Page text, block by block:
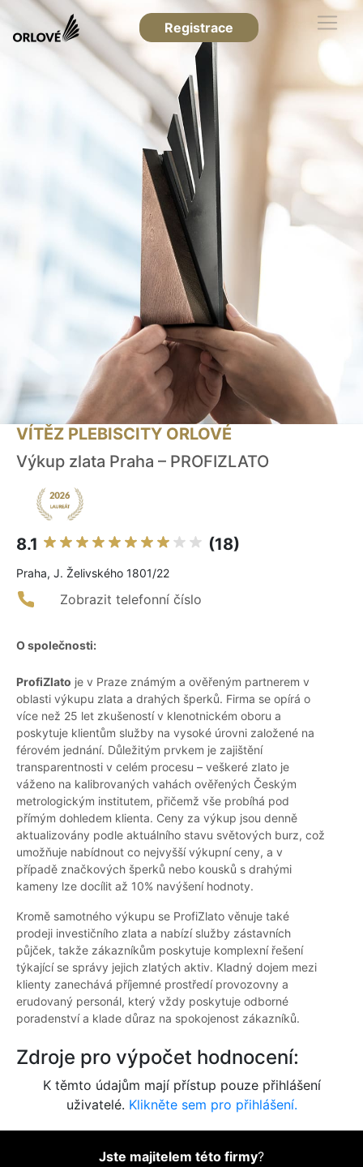
Registrace
VÍTĚZ PLEBISCITY ORLOVÉ
Výkup zlata Praha – PROFIZLATO
8.1 (18)
Praha, J. Želivského 1801/22
Zobrazit telefonní číslo
O společnosti:
ProfiZlato je v Praze známým a ověřeným partnerem v
oblasti výkupu zlata a drahých šperků. Firma se opírá o
více než 25 let zkušeností v klenotnickém oboru a
poskytuje klientům služby na vysoké úrovni založené na
férovém jednání. Důležitým prvkem je zajištění
transparentnosti v celém procesu – veškeré zlato je
váženo na kalibrovaných vahách ověřených Českým
metrologickým institutem, přičemž vše probíhá pod
přímým dohledem klienta. Ceny za výkup jsou denně
aktualizovány podle aktuálního stavu světových burz, což
umožňuje nabídnout co nejvyšší výkupní ceny, a v
případě značkových šperků nebo kousků s drahými
kameny lze docílit až 10% navýšení hodnoty.
Kromě samotného výkupu se ProfiZlato věnuje také
prodeji investičního zlata a nabízí služby zástavních
půjček, takže zákazníkům poskytuje komplexní řešení
týkající se správy jejich zlatých aktiv. Kladný dojem mezi
klienty zanechává příjemné prostředí provozovny a
erudovaný personál, který vždy poskytuje odborné
poradenství a klade důraz na spokojenost zákazníků.
Zdroje pro výpočet hodnocení:
K těmto údajům mají přístup pouze přihlášení
uživatelé. Klikněte sem pro přihlášení.
Jste majitelem této firmy?